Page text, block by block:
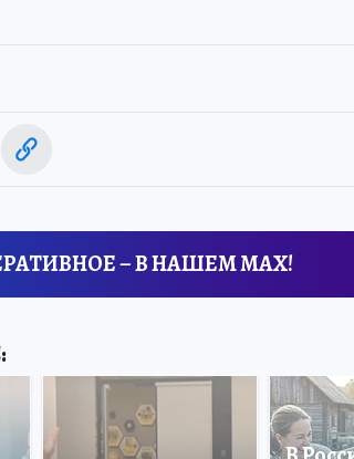
– В НАШЕМ MAX!